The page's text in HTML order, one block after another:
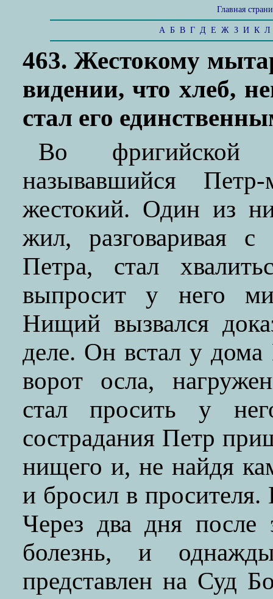
Главная
А Б В Г Д Е Ж З И К Л
463. Жестокому
видении, что хлеб,
стал его
Во фригийской
называвшийся
жестокий. Один из
жил, разговаривая
Петра, стал
выпросит у него
Нищий вызвался
деле. Он встал у дома
ворот осла,
стал просить у
сострадания Петр
нищего и, не найдя
и бросил в
Через два дня
болезнь, и
представлен на Суд